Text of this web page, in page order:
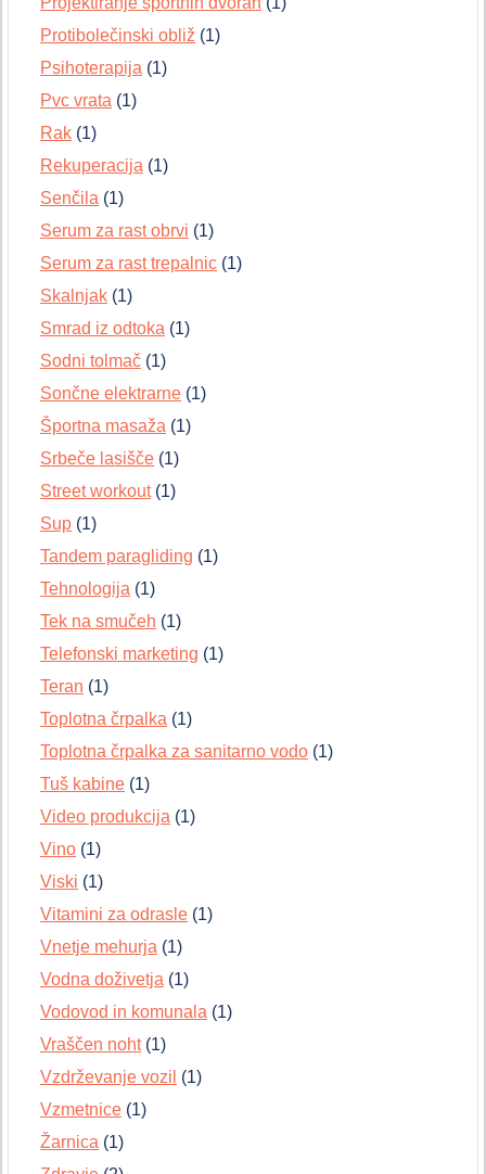
Protibolečinski obliž (1)
Psihoterapija (1)
Pvc vrata (1)
Rak (1)
Rekuperacija (1)
Senčila (1)
Serum za rast obrvi (1)
Serum za rast trepalnic (1)
Skalnjak (1)
Smrad iz odtoka (1)
Sodni tolmač (1)
Sončne elektrarne (1)
Športna masaža (1)
Srbeče lasišče (1)
Street workout(1)
Sup (1)
Tandem paragliding (1)
Tehnologija (1)
Tek na smučeh (1)
Telefonski marketing (1)
Teran (1)
Toplotna črpalka (1)
Toplotna črpalka za sanitarno vodo (1)
Tuš kabine (1)
Video produkcija (1)
Vino (1)
Viski (1)
Vitamini za odrasle (1)
Vnetje mehurja (1)
Vodna doživetja (1)
Vodovod in komunala (1)
Vraščen noht(1)
Vzdrževanje vozil (1)
Vzmetnice (1)
Žarnica (1)